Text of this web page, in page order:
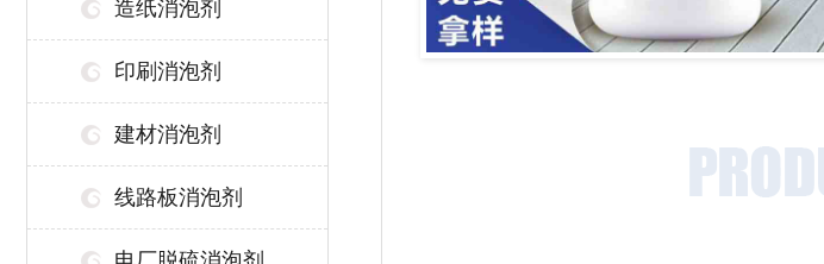
造纸消泡剂
印刷消泡剂
建材消泡剂
线路板消泡剂